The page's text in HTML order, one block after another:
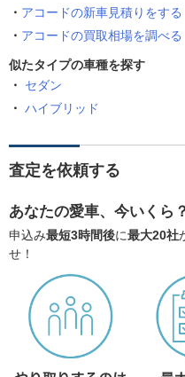
アコードの新車見積りをする
アコードの買取相場を調べる
似たタイプの車種を探す
セダン
ハイブリッド
査定を依頼する
あなたの愛車、今いくら？
申込み最短3時間後に最大20社
せ！